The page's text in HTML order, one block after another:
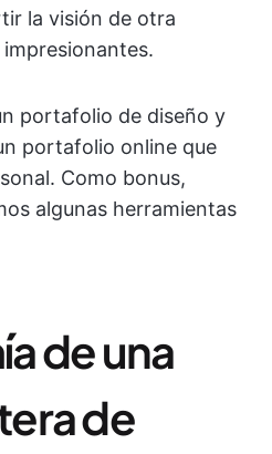
la visión de otra
portafolio de diseño y
portafolio online que
Como bonus,
algunas herramientas
de una
de